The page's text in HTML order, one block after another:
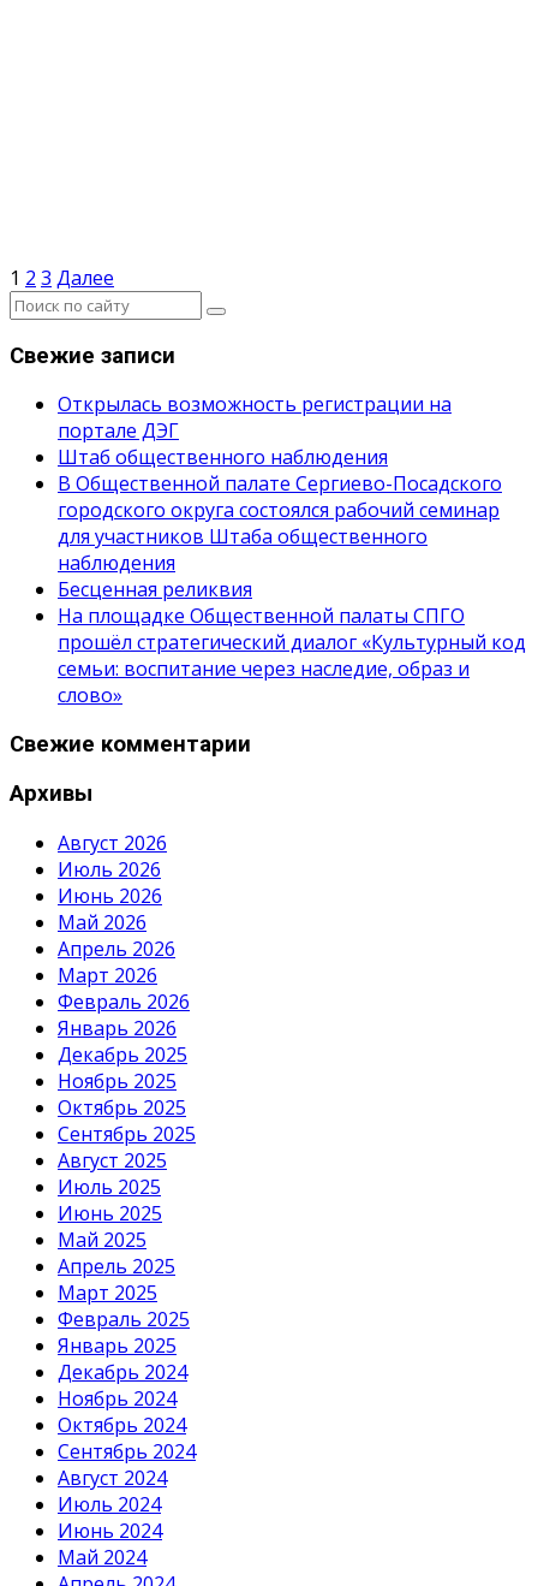
Пагинация
записей
1 2 3 Далее
Свежие записи
Открылась возможность регистрации на
портале ДЭГ
Штаб общественного наблюдения
В Общественной палате Сергиево-Посадского
городского округа состоялся рабочий семинар
для участников Штаба общественного
наблюдения
Бесценная реликвия
На площадке Общественной палаты СПГО
прошёл стратегический диалог «Культурный код
семьи: воспитание через наследие, образ и
слово»
Свежие комментарии
Архивы
Август 2026
Июль 2026
Июнь 2026
Май 2026
Апрель 2026
Март 2026
Февраль 2026
Январь 2026
Декабрь 2025
Ноябрь 2025
Октябрь 2025
Сентябрь 2025
Август 2025
Июль 2025
Июнь 2025
Май 2025
Апрель 2025
Март 2025
Февраль 2025
Январь 2025
Декабрь 2024
Ноябрь 2024
Октябрь 2024
Сентябрь 2024
Август 2024
Июль 2024
Июнь 2024
Май 2024